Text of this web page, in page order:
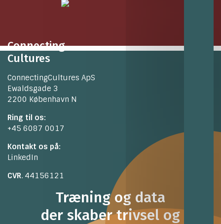
Connecting
Cultures
ConnectingCultures ApS
Ewaldsgade 3
2200 København N
Ring til os:
+45 6087 0017
Kontakt os på:
LinkedIn
CVR. 44156121
Træning og data
der skaber trivsel og